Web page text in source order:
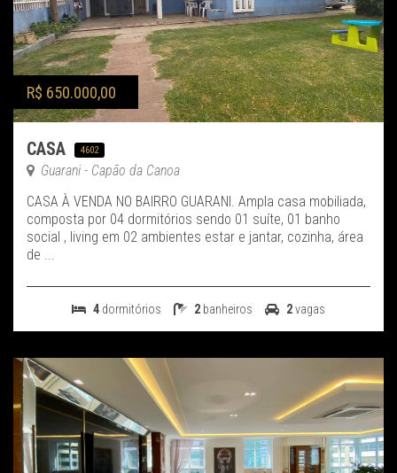
R$ 650.000,00
CASA 4602
Guarani - Capão da Canoa
CASA À VENDA NO BAIRRO GUARANI. Ampla casa mobiliada,
composta por 04 dormitórios sendo 01 suíte, 01 banho
social , living em 02 ambientes estar e jantar, cozinha, área
de ...
4 dormitórios 2 banheiros 2vagas